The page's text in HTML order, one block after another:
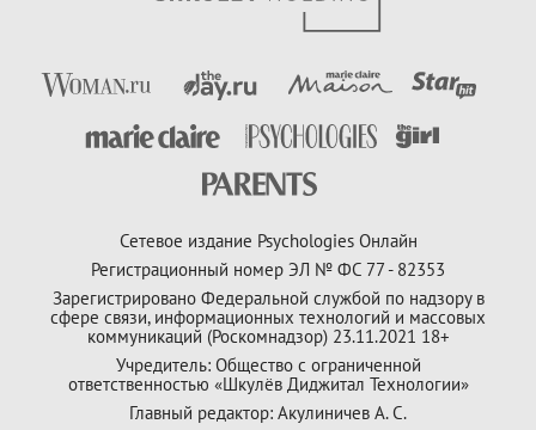
Сетевое издание Psychologies Онлайн
Регистрационный номер ЭЛ № ФС 77 - 82353
Зарегистрировано Федеральной службой по надзору в
сфере связи, информационных технологий и массовых
коммуникаций (Роскомнадзор) 23.11.2021 18+
Учредитель: Общество с ограниченной
ответственностью «Шкулёв Диджитал Технологии»
Главный редактор: Акулиничев А. С.